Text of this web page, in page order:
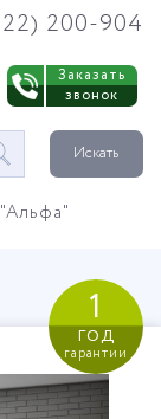
200-904
Заказать
звонок
Искать
1
год
гарантии